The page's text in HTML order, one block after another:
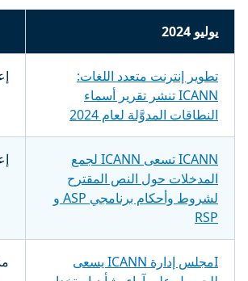
يوليو 2024
تطوير إنترنت متعدد اللغات:
ICANN تنشر تقرير أسماء
النطاقات المدوَّلة لعام 2024
ICANN تسعى ICANN لجمع
المدخلات حول النص المقترح
لشروط وأحكام برنامجي ASP و
RSP
Iمجلس إدارة ICANN يسعى